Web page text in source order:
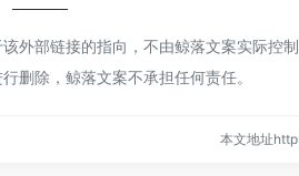
外部链接的指向，不由鲸落文案实际控
删除，鲸落文案不承担任何责任。
本文地址